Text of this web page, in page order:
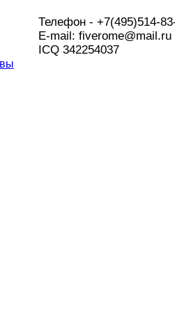
Телефон - +7(495)514-
Е-mail: fiverome@mail.ru
ICQ 342254037